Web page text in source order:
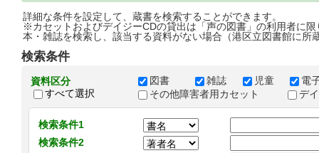
詳細な条件を設定して、蔵書を検索することができます。
※カセットおよびデイジーCDの貸出は「声の図書」の利用者に限
本・雑誌を検索し、該当する資料がない場合（港区立図書館に所
検索条件
資料区分
すべて選択
図書 雑誌 児童
電
その他障害者用カセット
デ
検索条件1
検索条件2